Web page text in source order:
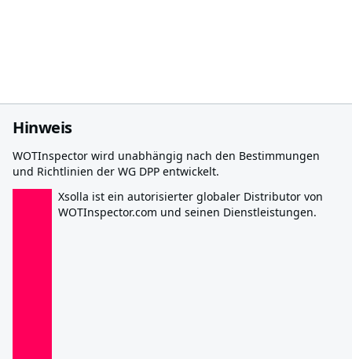
Hinweis
WOTInspector wird unabhängig nach den Bestimmungen
und Richtlinien der WG DPP entwickelt.
Xsolla ist ein autorisierter globaler Distributor von
WOTInspector.com und seinen Dienstleistungen.